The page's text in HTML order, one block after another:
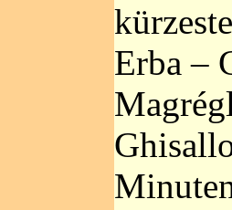
Erba –